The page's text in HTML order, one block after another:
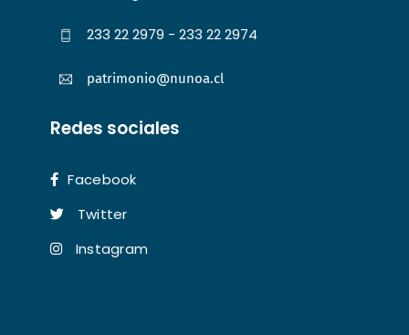
233 22 2979 - 233 22 2974
patrimonio@nunoa.cl
Redes sociales
Facebook
Twitter
Instagram